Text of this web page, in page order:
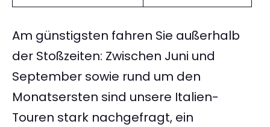
Am günstigsten fahren Sie außerhalb
der Stoßzeiten: Zwischen Juni und
September sowie rund um den
Monatsersten sind unsere Italien-
Touren stark nachgefragt, ein